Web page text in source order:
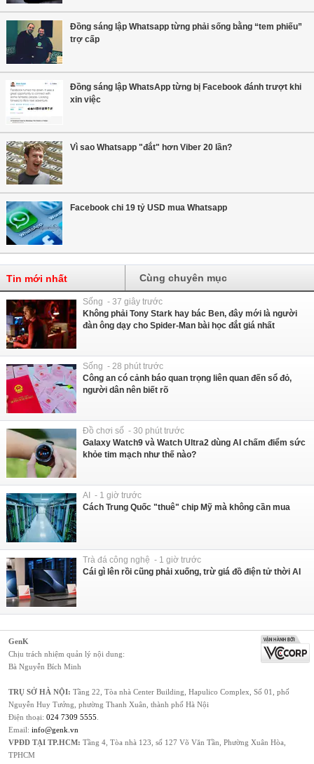
Đồng sáng lập Whatsapp từng phải sống bằng “tem phiếu”
trợ cấp
Đồng sáng lập WhatsApp từng bị Facebook đánh trượt khi
xin việc
Vì sao Whatsapp "đắt" hơn Viber 20 lần?
Facebook chi 19 tỷ USD mua Whatsapp
Tin mới nhất Cùng chuyên mục
Sống - 37 giây trước
Không phải Tony Stark hay bác Ben, đây mới là người
đàn ông dạy cho Spider-Man bài học đắt giá nhất
Sống - 28 phút trước
Công an có cảnh báo quan trọng liên quan đến sổ đỏ,
người dân nên biết rõ
Đồ chơi số - 30 phút trước
Galaxy Watch9 và Watch Ultra2 dùng AI chấm điểm sức
khỏe tim mạch như thế nào?
AI - 1 giờ trước
Cách Trung Quốc "thuê" chip Mỹ mà không cần mua
Trà đá công nghệ - 1 giờ trước
Cái gì lên rồi cũng phải xuống, trừ giá đồ điện tử thời AI
GenK
Chịu trách nhiệm quản lý nội dung:
Bà Nguyễn Bích Minh
TRỤ SỞ HÀ NỘI: Tầng 22, Tòa nhà Center Building, Hapulico Complex, Số 01, phố
Nguyễn Huy Tưởng, phường Thanh Xuân, thành phố Hà Nội
Điện thoại: 024 7309 5555
Email: info@genk.vn
VPĐD TẠI TP.HCM: Tầng 4, Tòa nhà 123, số 127 Võ Văn Tần, Phường Xuân Hòa,
TPHCM